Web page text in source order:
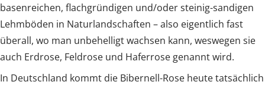
basenreichen, flachgründigen und/oder steinig-sandigen
Lehmböden in Naturlandschaften – also eigentlich fast
überall, wo man unbehelligt wachsen kann, weswegen sie
auch Erdrose, Feldrose und Haferrose genannt wird.
In Deutschland kommt die Bibernell-Rose heute tatsächlich